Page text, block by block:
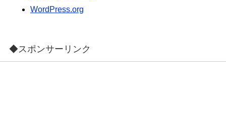
WordPress.org
◆スポンサーリンク